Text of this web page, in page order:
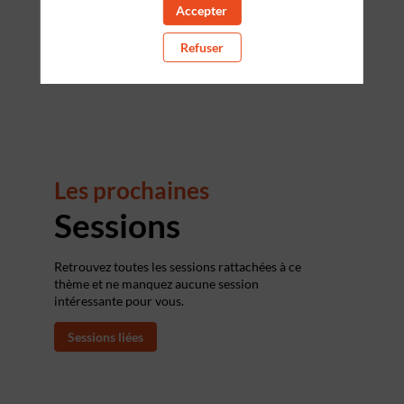
fugiat nulla pariatur. Excepteur sint occaecat
cupidatat non proident, sunt in culpa qui officia
deserunt mollit anim id est laborum.
Les prochaines
Sessions
Retrouvez toutes les sessions rattachées à ce
thème et ne manquez aucune session
intéressante pour vous.
Sessions liées
Accepter
Refuser